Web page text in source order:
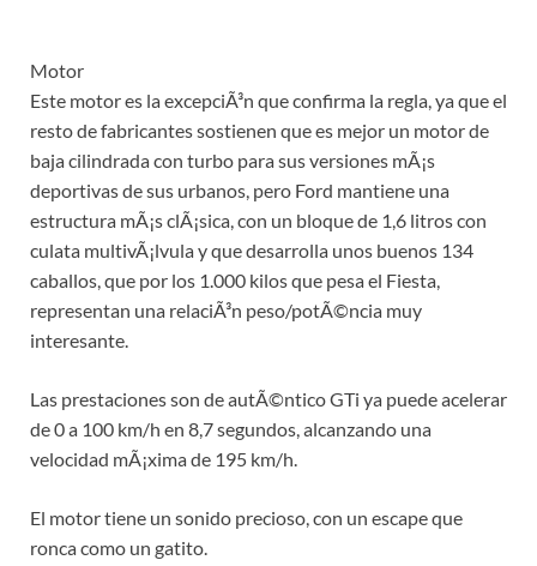
Motor
Este motor es la excepciÃ³n que confirma la regla, ya que el
resto de fabricantes sostienen que es mejor un motor de
baja cilindrada con turbo para sus versiones mÃ¡s
deportivas de sus urbanos, pero Ford mantiene una
estructura mÃ¡s clÃ¡sica, con un bloque de 1,6 litros con
culata multivÃ¡lvula y que desarrolla unos buenos 134
caballos, que por los 1.000 kilos que pesa el Fiesta,
representan una relaciÃ³n peso/potÃ©ncia muy
interesante.
Las prestaciones son de autÃ©ntico GTi ya puede acelerar
de 0 a 100 km/h en 8,7 segundos, alcanzando una
velocidad mÃ¡xima de 195 km/h.
El motor tiene un sonido precioso, con un escape que
ronca como un gatito.